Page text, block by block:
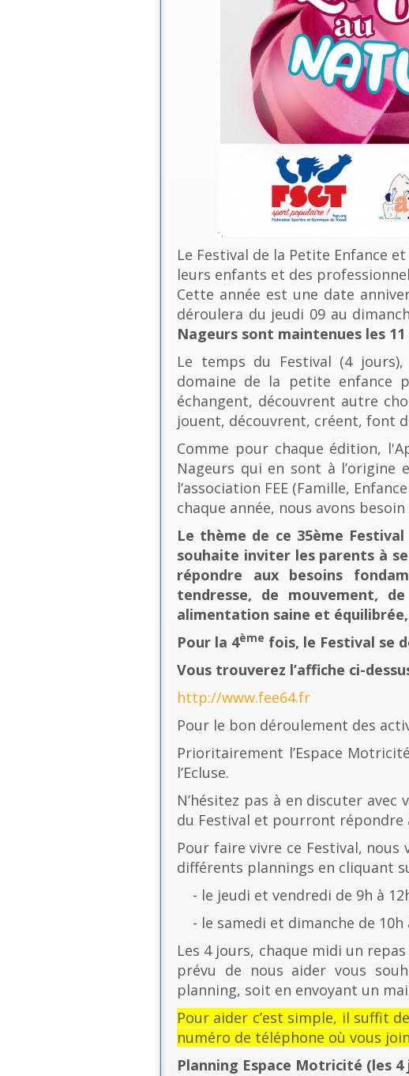
Le Festival de la Petite Enfance
leurs enfants et des
Cette année est une date
déroulera du jeudi 09 au
Nageurs sont maintenues les 11
Le temps du Festival (4
domaine de la petite enfance
échangent, découvrent autre
jouent, découvrent, créent, font
Comme pour chaque édition,
Nageurs qui en sont à l’origine
l’association FEE (Famille,
chaque année, nous avons
Le thème de ce 35ème
souhaite inviter les parents à
répondre aux besoins
tendresse, de mouvement,
alimentation saine et
Pour la 4ème fois, le Festival se
Vous trouverez l’affiche ci-
http://www.fee64.fr
Pour le bon déroulement des
Prioritairement l’Espace
l’Ecluse.
N’hésitez pas à en discuter
du Festival et pourront répondre
Pour faire vivre ce Festival,
différents plannings en cliquant
- le jeudi et vendredi de 9h à
- le samedi et dimanche de 10h
Les 4 jours, chaque midi un
prévu de nous aider vous
planning, soit en envoyant un
Pour aider c’est simple, il suffit
numéro de téléphone où vous
Planning Espace Motricité (les 4